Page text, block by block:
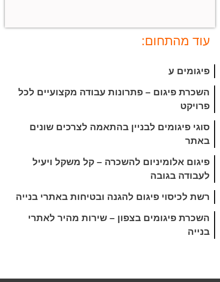
עוד מהתחום:
פיגומים ע
השכרת פיגום – פתרונות עבודה מקצועיים לכל
פרויקט
סוגי פיגומים לבניין בהתאמה לצרכים שונים
באתר
פיגום אלומיניום להשכרה – קל משקל ויעיל
לעבודה בגובה
רשת לכיסוי פיגום להגנה ובטיחות באתרי בנייה
השכרת פיגומים בצפון – שירות מהיר לאתרי
בנייה